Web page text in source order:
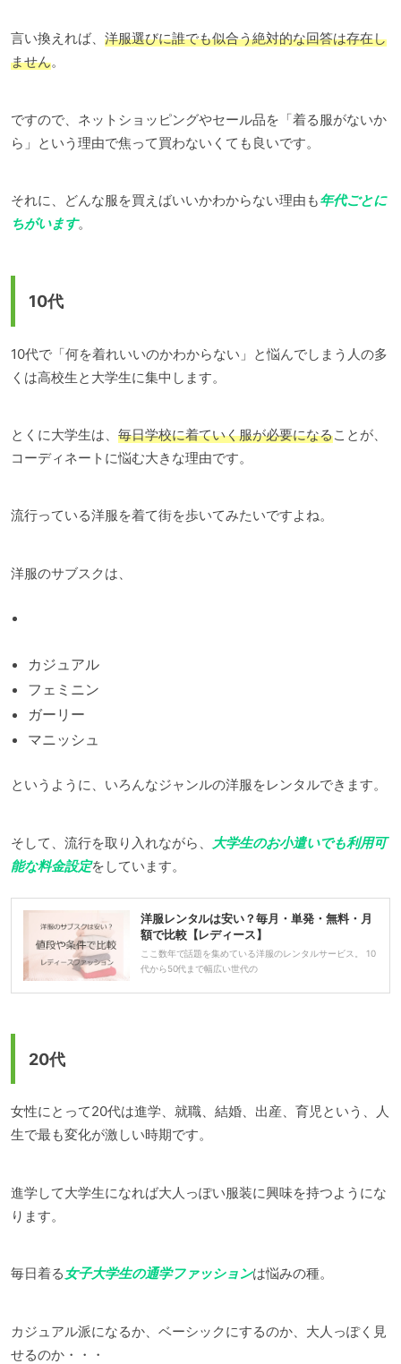
言い換えれば、 洋服選びに誰でも似合う絶対的な回答は存在し
ません。
ですので、ネットショッピングやセール品を「着る服がないか
ら」という理由で焦って買わないくても良いです。
それに、どんな服を買えばいいかわからない理由も年代ごとに
ちがいます。
10代
10代で「何を着れいいのかわからない」と悩んでしまう人の多
くは高校生と大学生に集中します。
とくに大学生は、 毎日学校に着ていく服が必要になることが、
コーディネートに悩む大きな理由です。
流行っている洋服を着て街を歩いてみたいですよね。
洋服のサブスクは、
カジュアル
フェミニン
ガーリー
マニッシュ
というように、いろんなジャンルの洋服をレンタルできます。
そして、流行を取り入れながら、
大学生のお小遣いでも利用可
能な料金設定をしています。
洋服レンタルは安い？毎月・単発・無料・月
額で比較【レディース】
ここ数年で話題を集めている洋服のレンタルサービス。 10
代から50代まで幅広い世代の
20代
女性にとって20代は進学、就職、結婚、出産、育児という、人
生で最も変化が激しい時期です。
進学して大学生になれば大人っぽい服装に興味を持つようにな
ります。
毎日着る 女子大学生の通学ファッションは悩みの種。
カジュアル派になるか、ベーシックにするのか、大人っぽく見
せるのか・・・